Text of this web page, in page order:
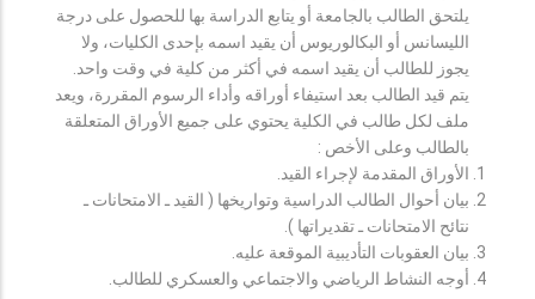
يلتحق الطالب بالجامعة أو يتابع الدراسة بها للحصول على درجة
الليسانس أو البكالوريوس أن يقيد اسمه بإحدى الكليات، ولا
يجوز للطالب أن يقيد اسمه في أكثر من كلية في وقت واحد.
يتم قيد الطالب بعد استيفاء أوراقه وأداء الرسوم المقررة، ويعد
ملف لكل طالب في الكلية يحتوي على جميع الأوراق المتعلقة
بالطالب وعلى الأخص :
الأوراق المقدمة لإجراء القيد.
بيان أحوال الطالب الدراسية وتواريخها ( القيد ـ الامتحانات ـ
نتائح الامتحانات ـ تقديراتها ).
بيان العقوبات التأديبية الموقعة عليه.
أوجه النشاط الرياضي والاجتماعي والعسكري للطالب.